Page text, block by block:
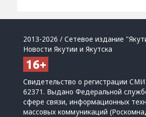
2013-2026 / Сетевое издание
Новости Якутии и Якутска
Свидетельство о регистрации
62371. Выдано Федеральной
сфере связи, информационных
массовых коммуникаций